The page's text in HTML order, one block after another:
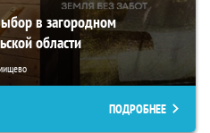
в загородном
области
ПОДРОБНЕЕ